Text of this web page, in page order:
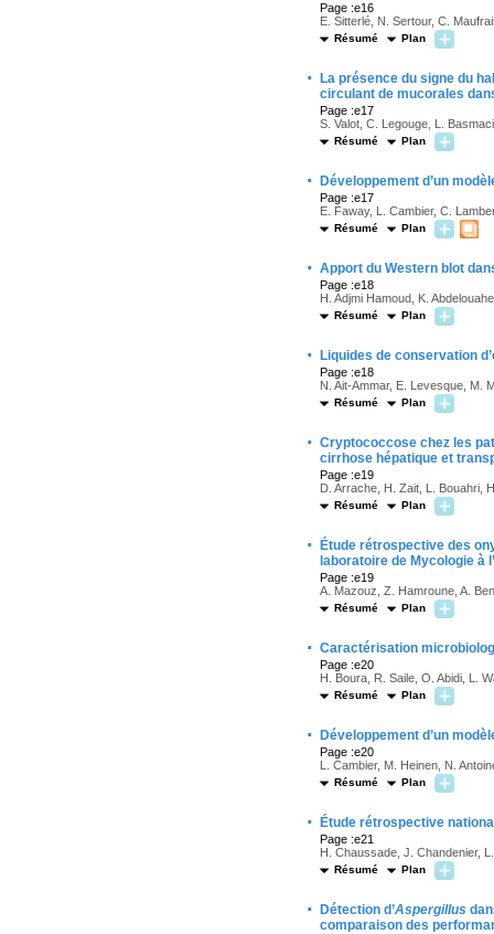
Page :e16
E. Sitterlé, N. Sertour, C.
Résumé Plan
·
La présence du signe du
circulant de mucorales
Page :e17
S. Valot, C. Legouge, L.
Résumé Plan
· Développement d’un
Page :e17
E. Faway, L. Cambier, C.
Résumé Plan
· Apport du Western blot
Page :e18
H. Adjmi Hamoud, K.
Résumé Plan
· Liquides de conservation
Page :e18
N. Ait-Ammar, E. Levesque, M.
Résumé Plan
· Cryptococcose chez les
cirrhose hépatique et
Page :e19
D. Arrache, H. Zait, L. Bouahri,
Résumé Plan
·
Étude rétrospective des
laboratoire de Mycologie à
Page :e19
A. Mazouz, Z. Hamroune, A.
Résumé Plan
· Caractérisation
Page :e20
H. Boura, R. Saile, O. Abidi, L.
Résumé Plan
· Développement d’un
Page :e20
L. Cambier, M. Heinen, N.
Résumé Plan
· Étude rétrospective
Page :e21
H. Chaussade, J. Chandenier,
Résumé Plan
· Détection d’Aspergillus
comparaison des